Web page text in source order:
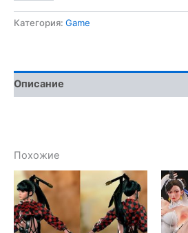
Stellar
Категория: Game
Описание
Похожие